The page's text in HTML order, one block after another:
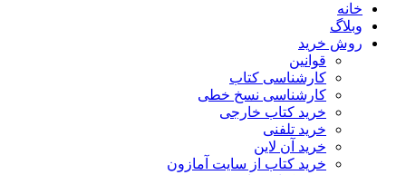
خانه
وبلاگ
روش خرید
قوانین
کارشناسی کتاب
کارشناسی نسخ خطی
خرید کتاب خارجی
خرید تلفنی
خرید آن لاین
خرید کتاب از سایت آمازون